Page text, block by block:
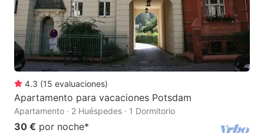
4.3 (15 evaluaciones)
Apartamento para vacaciones Potsdam
Apartamento · 2 Huéspedes · 1 Dormitorio
30 € por noche*